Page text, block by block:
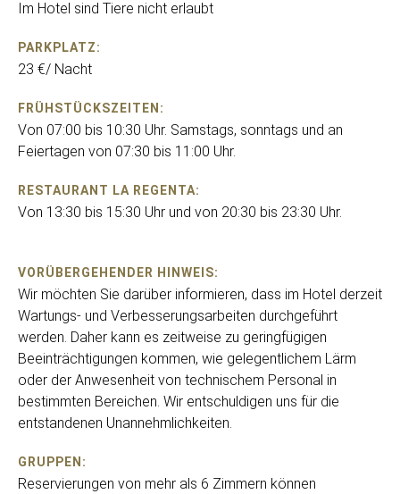
Im Hotel sind Tiere nicht erlaubt
PARKPLATZ:
23 €/ Nacht
FRÜHSTÜCKSZEITEN:
Von 07:00 bis 10:30 Uhr. Samstags, sonntags und an
Feiertagen von 07:30 bis 11:00 Uhr.
RESTAURANT LA REGENTA:
Von 13:30 bis 15:30 Uhr und von 20:30 bis 23:30 Uhr.
VORÜBERGEHENDER HINWEIS:
Wir möchten Sie darüber informieren, dass im Hotel derzeit
Wartungs- und Verbesserungsarbeiten durchgeführt
werden. Daher kann es zeitweise zu geringfügigen
Beeinträchtigungen kommen, wie gelegentlichem Lärm
oder der Anwesenheit von technischem Personal in
bestimmten Bereichen. Wir entschuldigen uns für die
entstandenen Unannehmlichkeiten.
GRUPPEN:
Reservierungen von mehr als 6 Zimmern können